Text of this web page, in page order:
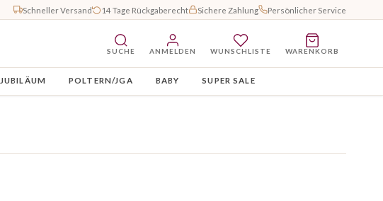
Schneller Versand 14 Tage Rückgaberecht Sichere Zahlung Persönlicher Service
SUCHE ANMELDEN WUNSCHLISTE WARENKORB
JUBILÄUM POLTERN/JGA BABY SUPER SALE